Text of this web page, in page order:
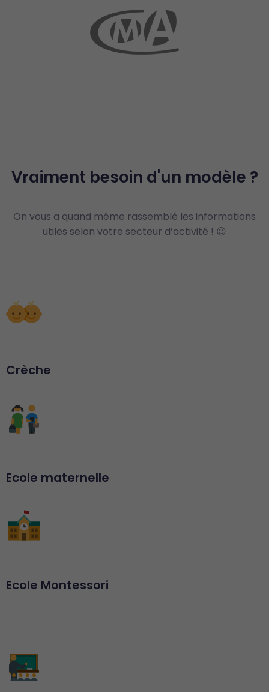
Vraiment besoin d'un modèle ?
On vous a quand même rassemblé les informations
utiles selon votre secteur d’activité ! 😉
Crèche
Ecole maternelle
Ecole Montessori